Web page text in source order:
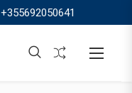
+355692050641